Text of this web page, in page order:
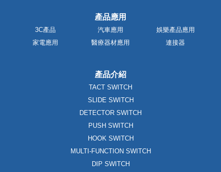
產品應用
3C產品 汽車應用
娛樂產品應用
家電應用
醫療器材應用 連接器
產品介紹
TACT SWITCH
SLIDE SWITCH
DETECTOR SWITCH
PUSH SWITCH
HOOK SWITCH
MULTI-FUNCTION SWITCH
DIP SWITCH